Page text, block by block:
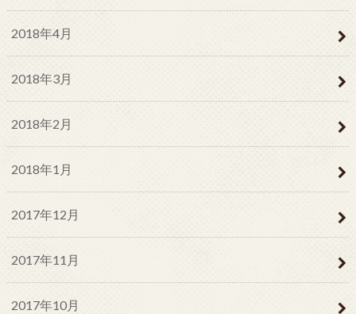
2018年4月
2018年3月
2018年2月
2018年1月
2017年12月
2017年11月
2017年10月